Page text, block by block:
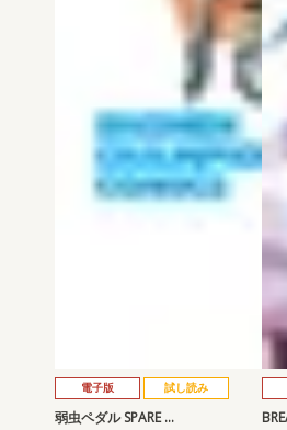
電子版 試し読み
弱虫ペダル SPARE …